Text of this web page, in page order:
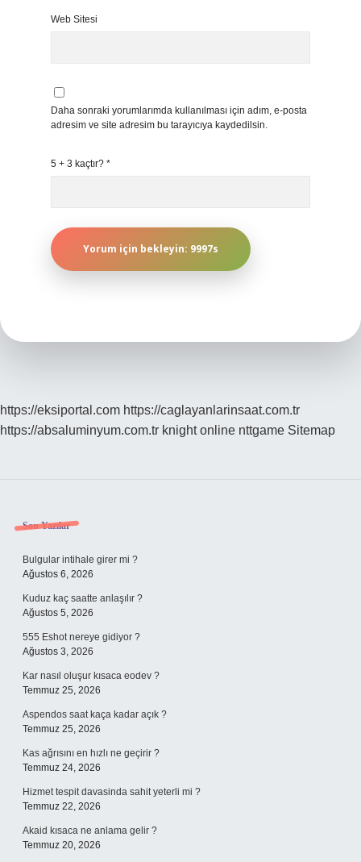
Web Sitesi
Daha sonraki yorumlarımda kullanılması için adım, e-posta
adresim ve site adresim bu tarayıcıya kaydedilsin.
5 + 3 kaçtır? *
https://eksiportal.com https://caglayanlarinsaat.com.tr
https://absaluminyum.com.tr knight online nttgame Sitemap
Sidebar
Son Yazılar
Bulgular intihale girer mi ?
Ağustos 6, 2026
Kuduz kaç saatte anlaşılır ?
Ağustos 5, 2026
555 Eshot nereye gidiyor ?
Ağustos 3, 2026
Kar nasıl oluşur kısaca eodev ?
Temmuz 25, 2026
Aspendos saat kaça kadar açık ?
Temmuz 25, 2026
Kas ağrısını en hızlı ne geçirir ?
Temmuz 24, 2026
Hizmet tespit davasinda sahit yeterli mi ?
Temmuz 22, 2026
Akaid kısaca ne anlama gelir ?
Temmuz 20, 2026